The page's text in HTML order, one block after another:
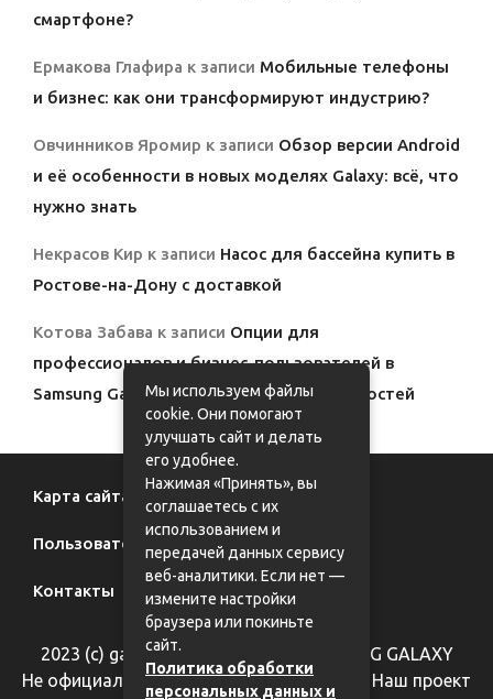
смартфоне?
Ермакова Глафира к записи Мобильные телефоны
и бизнес: как они трансформируют индустрию?
Овчинников Яромир к записи Обзор версии Android
и её особенности в новых моделях Galaxy: всё, что
нужно знать
Некрасов Кир к записи Насос для бассейна купить в
Ростове-на-Дону с доставкой
Котова Забава к записи Опции для
профессионалов и бизнес-пользователей в
Samsung Galaxy: полный обзор возможностей
Карта сайта
Пользовательское соглашение
Контакты
2023 (с) galaxy62.ru - фан-сайт SAMSUNG GALAXY
Не официальный информационный сайт. Наш проект
Мы используем файлы
cookie. Они помогают
улучшать сайт и делать
его удобнее.
Нажимая «Принять», вы
соглашаетесь с их
использованием и
передачей данных сервису
веб-аналитики. Если нет —
измените настройки
браузера или покиньте
сайт.
Политика обработки
персональных данных и